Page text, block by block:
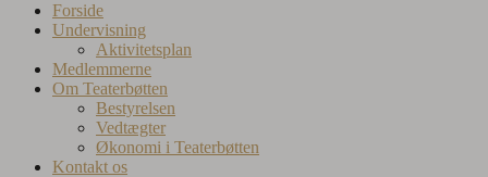
Forside
Undervisning
Aktivitetsplan
Medlemmerne
Om Teaterbøtten
Bestyrelsen
Vedtægter
Økonomi i Teaterbøtten
Kontakt os